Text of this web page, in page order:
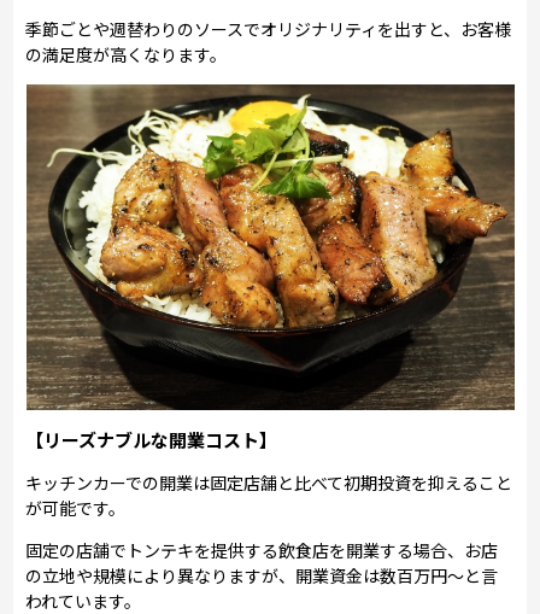
季節ごとや週替わりのソースでオリジナリティを出すと、お客様
の満足度が高くなります。
【リーズナブルな開業コスト】
キッチンカーでの開業は固定店舗と比べて初期投資を抑えること
が可能です。
固定の店舗でトンテキを提供する飲食店を開業する場合、お店
の立地や規模により異なりますが、開業資金は数百万円～と言
われています。